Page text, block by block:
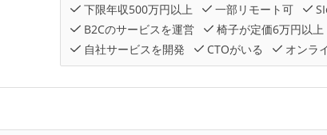
下限年収500万円以上 一部リモート可
B2Cのサービスを運営
椅子が定価6万円以上
自社サービスを開発
CTOがいる オンラ